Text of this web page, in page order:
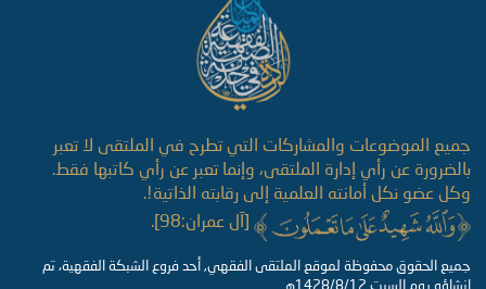
جميع الموضوعات والمشاركات التي تطرح في الملتقى لا تعبر
بالضرورة عن رأي إدارة الملتقى، وإنما تعبر عن رأي كاتبها فقط.
وكل عضو نكل أمانته العلمية إلى رقابته الذاتية!.
[آل عمران:98].
جميع الحقوق محفوظة لموقع الملتقى الفقهي, أحد فروع الشبكة الفقهية، تم
إنشاؤه يوم السبت 1428/8/12هـ